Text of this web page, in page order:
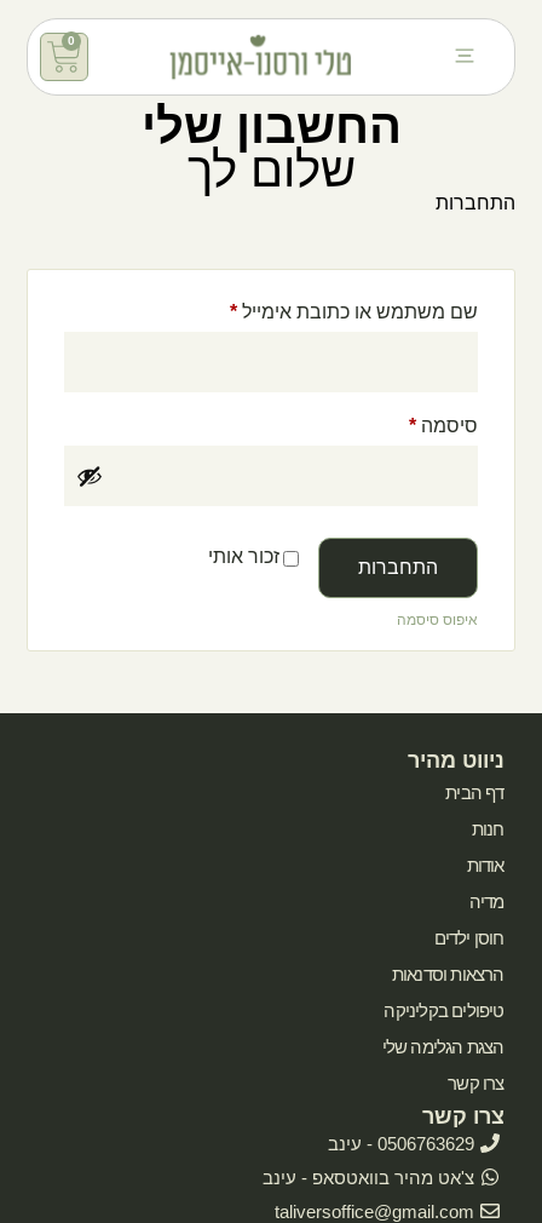
0
החשבון שלי
שלום לך
התחברות
שם משתמש או כתובת אימייל*
סיסמה*
זכור אותי
התחברות
איפוס סיסמה
ניווט מהיר
דף הבית
חנות
אודות
מדיה
חוסן ילדים
הרצאות וסדנאות
טיפולים בקליניקה
הצגת הגלימה שלי
צרו קשר
צרו קשר
0506763629 - עינב
צ'אט מהיר בוואטסאפ - עינב
taliversoffice@gmail.com